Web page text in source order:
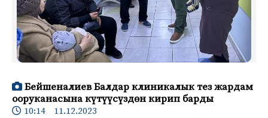
Бейшеналиев Балдар клиникалык тез жардам
ооруканасына күтүүсүздөн кирип барды
10:14 11.12.2023